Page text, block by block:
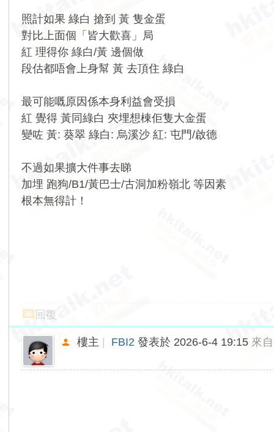
照計如果 綠白 搶到 黃 隻金蛋
對比上面個「皆大歡喜」局
紅 理得你 綠白/黃 邊個做
段估都唔會上身幫 黃 去頂住 綠白
最可能嘅原因係本身利益會受損
紅 覺得 黃同綠白 夾埋想棟佢隻大金蛋
變咗 黃: 葵翠 綠白: 烏溪沙 紅: 屯門/啟德
不過如果擴大件事去睇
加埋 跑狗/B1/黃巴士/古洞加粉嶺北 等因素
根本無得計！
回復
樓主 FBI2 發表於 2026-6-4 19:15 來